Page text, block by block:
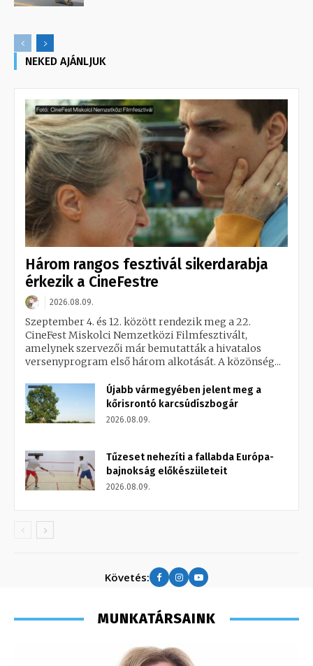
NEKED AJÁNLJUK
Három rangos fesztivál sikerdarabja
érkezik a CineFestre
2026.08.09.
Szeptember 4. és 12. között rendezik meg a 22.
CineFest Miskolci Nemzetközi Filmfesztivált,
amelynek szervezői már bemutatták a hivatalos
versenyprogram első három alkotását. A közönség...
Újabb vármegyében jelent meg a
kőrisrontó karcsúdíszbogár
2026.08.09.
Tűzeset nehezíti a fallabda Európa-
bajnokság előkészületeit
2026.08.09.
Követés:
MUNKATÁRSAINK